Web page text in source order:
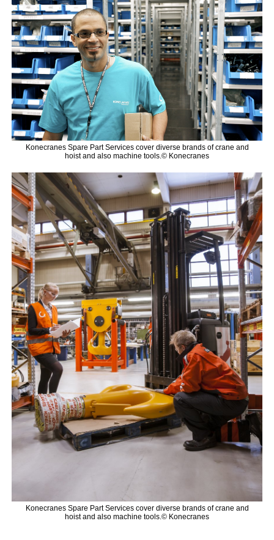
Konecranes Spare Part Services cover diverse brands of crane and
hoist and also machine tools.© Konecranes
Konecranes Spare Part Services cover diverse brands of crane and
hoist and also machine tools.© Konecranes